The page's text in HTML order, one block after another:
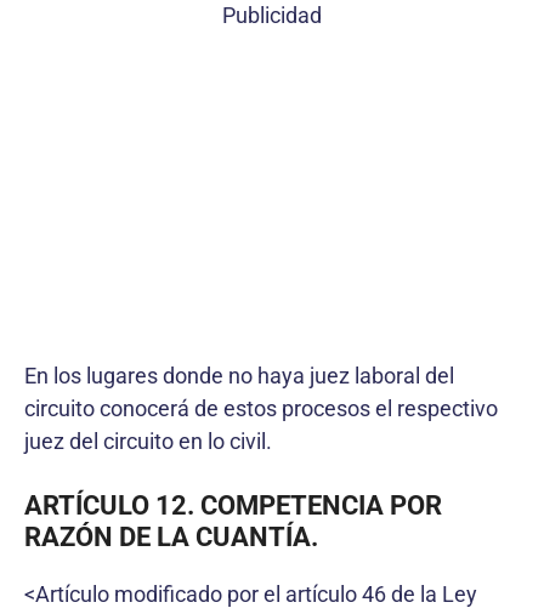
Publicidad
En los lugares donde no haya juez laboral del
circuito conocerá de estos procesos el respectivo
juez del circuito en lo civil.
ARTÍCULO 12. COMPETENCIA POR
RAZÓN DE LA CUANTÍA.
<Artículo modificado por el artículo 46 de la Ley